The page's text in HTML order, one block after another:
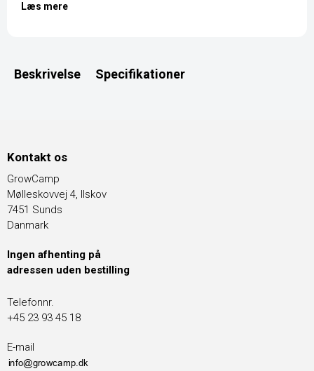
Læs mere
Beskrivelse Specifikationer
Kontakt os
GrowCamp
Mølleskovvej 4, Ilskov
7451 Sunds
Danmark
Ingen afhenting på
adressen uden bestilling
Telefonnr.
+45 23 93 45 18
E-mail